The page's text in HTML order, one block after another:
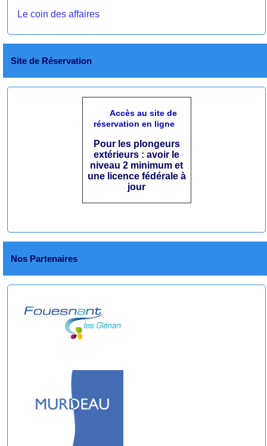
Le coin des affaires
Site de Réservation
Accès au site de
réservation en ligne
Pour les plongeurs
extérieurs : avoir le
niveau 2 minimum et
une licence fédérale à
jour
Nos Partenaires